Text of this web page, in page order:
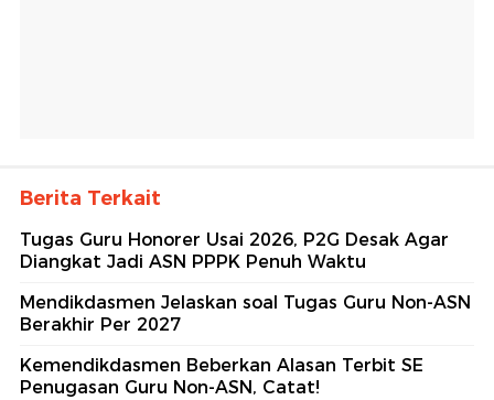
Berita Terkait
Tugas Guru Honorer Usai 2026, P2G Desak Agar
Diangkat Jadi ASN PPPK Penuh Waktu
Mendikdasmen Jelaskan soal Tugas Guru Non-ASN
Berakhir Per 2027
Kemendikdasmen Beberkan Alasan Terbit SE
Penugasan Guru Non-ASN, Catat!